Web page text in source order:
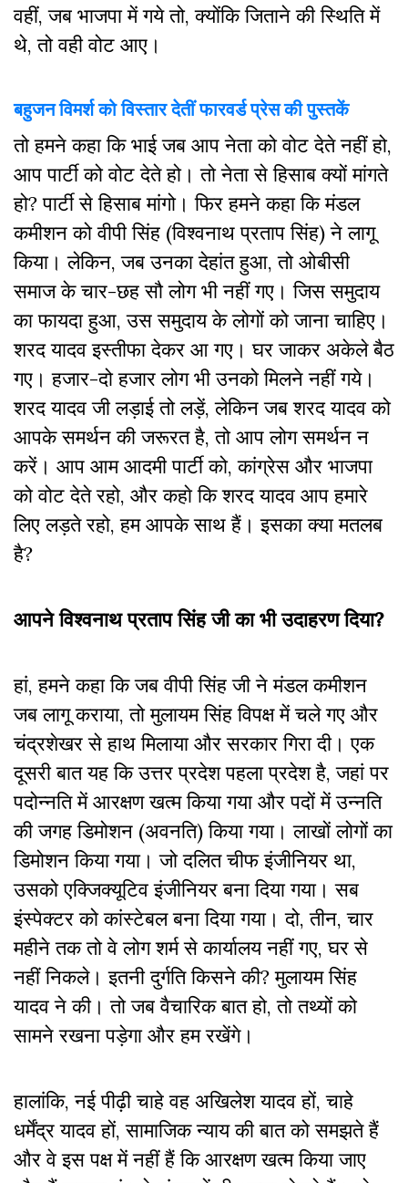
वहीं, जब भाजपा में गये तो, क्योंकि जिताने की स्थिति में
थे, तो वही वोट आए।
बहुजन विमर्श को विस्तार देतीं फारवर्ड प्रेस की पुस्तकें
तो हमने कहा कि भाई जब आप नेता को वोट देते नहीं हो,
आप पार्टी को वोट देते हो। तो नेता से हिसाब क्यों मांगते
हो? पार्टी से हिसाब मांगो। फिर हमने कहा कि मंडल
कमीशन को वीपी सिंह (विश्वनाथ प्रताप सिंह) ने लागू
किया। लेकिन, जब उनका देहांत हुआ, तो ओबीसी
समाज के चार-छह सौ लोग भी नहीं गए। जिस समुदाय
का फायदा हुआ, उस समुदाय के लोगों को जाना चाहिए।
शरद यादव इस्तीफा देकर आ गए। घर जाकर अकेले बैठ
गए। हजार-दो हजार लोग भी उनको मिलने नहीं गये।
शरद यादव जी लड़ाई तो लड़ें, लेकिन जब शरद यादव को
आपके समर्थन की जरूरत है, तो आप लोग समर्थन न
करें। आप आम आदमी पार्टी को, कांग्रेस और भाजपा
को वोट देते रहो, और कहाे कि शरद यादव आप हमारे
लिए लड़ते रहो, हम आपके साथ हैं। इसका क्या मतलब
है?
आपने विश्वनाथ प्रताप सिंह जी का भी उदाहरण दिया?
हां, हमने कहा कि जब वीपी सिंह जी ने मंडल कमीशन
जब लागू कराया, तो मुलायम सिंह विपक्ष में चले गए और
चंद्रशेखर से हाथ मिलाया और सरकार गिरा दी। एक
दूसरी बात यह कि उत्तर प्रदेश पहला प्रदेश है, जहां पर
पदोन्नति में आरक्षण खत्म किया गया और पदों में उन्नति
की जगह डिमोशन (अवनति) किया गया। लाखों लोगों का
डिमोशन किया गया। जो दलित चीफ इंजीनियर था,
उसको एक्जिक्यूटिव इंजीनियर बना दिया गया। सब
इंस्पेक्टर को कांस्टेबल बना दिया गया। दो, तीन, चार
महीने तक तो वे लोग शर्म से कार्यालय नहीं गए, घर से
नहीं निकले। इतनी दुर्गति किसने की? मुलायम सिंह
यादव ने की। तो जब वैचारिक बात हो, तो तथ्यों को
सामने रखना पड़ेगा और हम रखेंगे।
हालांकि, नई पीढ़ी चाहे वह अखिलेश यादव हों, चाहे
धर्मेंद्र यादव हों, सामाजिक न्याय की बात को समझते हैं
और वे इस पक्ष में नहीं हैं कि आरक्षण खत्म किया जाए